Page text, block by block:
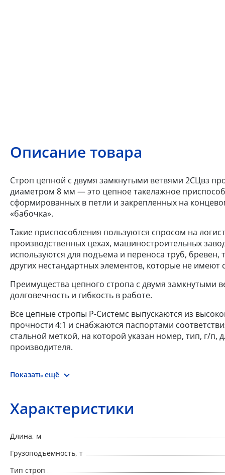
Описание товара
Строп цепной с двумя замкнутыми ветвями 2СЦвз
диаметром 8 мм — это цепное такелажное
сформированных в петли и закрепленных на
«бабочка».
Такие приспособления пользуются спросом на
производственных цехах, машиностроительных
используются для подъема и переноса труб,
других нестандартных элементов, которые не
Преимущества цепного стропа с двумя замкнутыми
долговечность и гибкость в работе.
Все цепные стропы Р-Системс выпускаются из
прочности 4:1 и снабжаются паспортами
стальной меткой, на которой указан номер, тип, г/
производителя.
Показать ещё
Характеристики
Длина, м
Грузоподъемность, т
Тип строп